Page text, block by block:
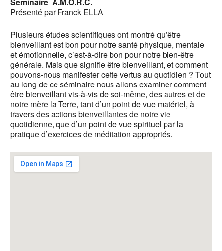
Séminaire A.M.O.R.C.
Présenté par Franck ELLA
Plusieurs études scientifiques ont montré qu’être
bienveillant est bon pour notre santé physique, mentale
et émotionnelle, c’est-à-dire bon pour notre bien-être
générale. Mais que signifie être bienveillant, et comment
pouvons-nous manifester cette vertus au quotidien ? Tout
au long de ce séminaire nous allons examiner comment
être bienveillant vis-à-vis de soi-même, des autres et de
notre mère la Terre, tant d’un point de vue matériel, à
travers des actions bienveillantes de notre vie
quotidienne, que d’un point de vue spirituel par la
pratique d’exercices de méditation appropriés.